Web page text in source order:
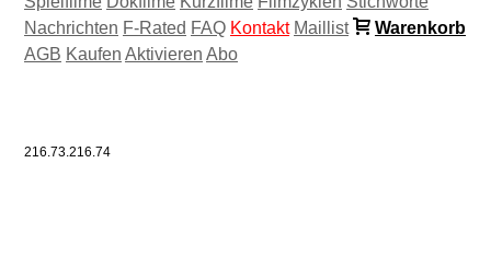
Nachrichten F-Rated FAQ Kontakt Maillist
Warenkorb
AGB Kaufen Aktivieren Abo
216.73.216.74